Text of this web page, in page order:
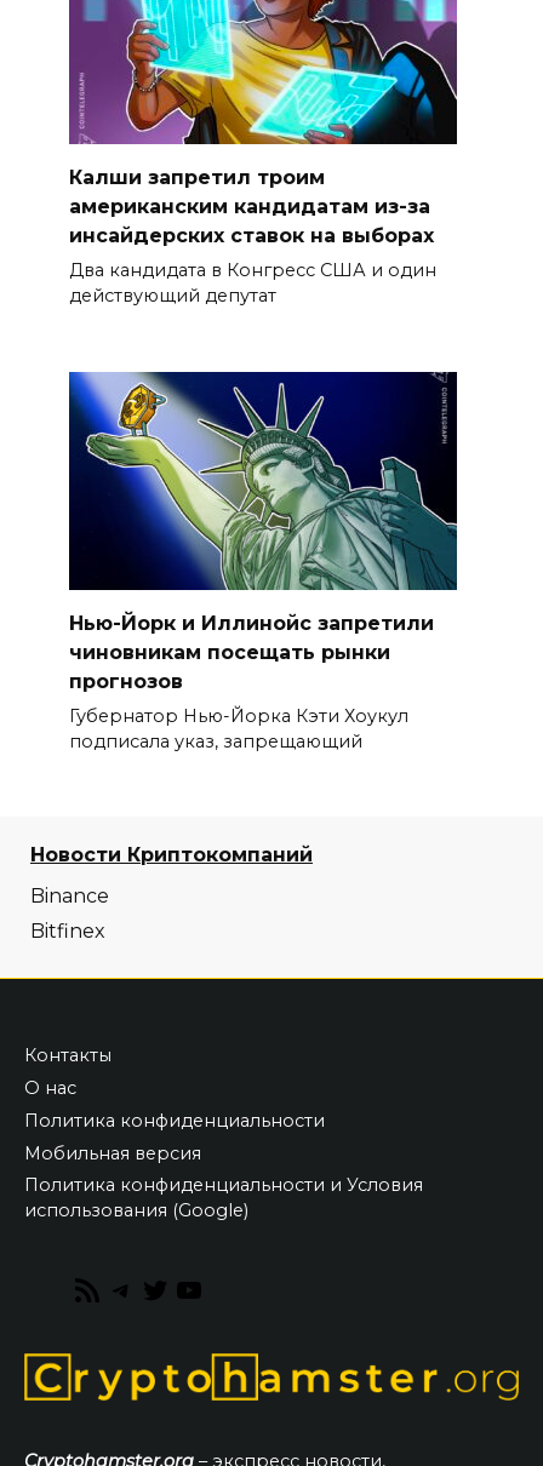
Калши запретил троим
американским кандидатам из-за
инсайдерских ставок на выборах
Два кандидата в Конгресс США и один
действующий депутат
Нью-Йорк и Иллинойс запретили
чиновникам посещать рынки
прогнозов
Губернатор Нью-Йорка Кэти Хоукул
подписала указ, запрещающий
Новости Криптокомпаний
Binance
Bitfinex
Контакты
О нас
Политика конфиденциальности
Мобильная версия
Политика конфиденциальности и Условия
использования (Google)
RSS
Telegram
Twitter
Cryptohamster.org – экспресс новости,